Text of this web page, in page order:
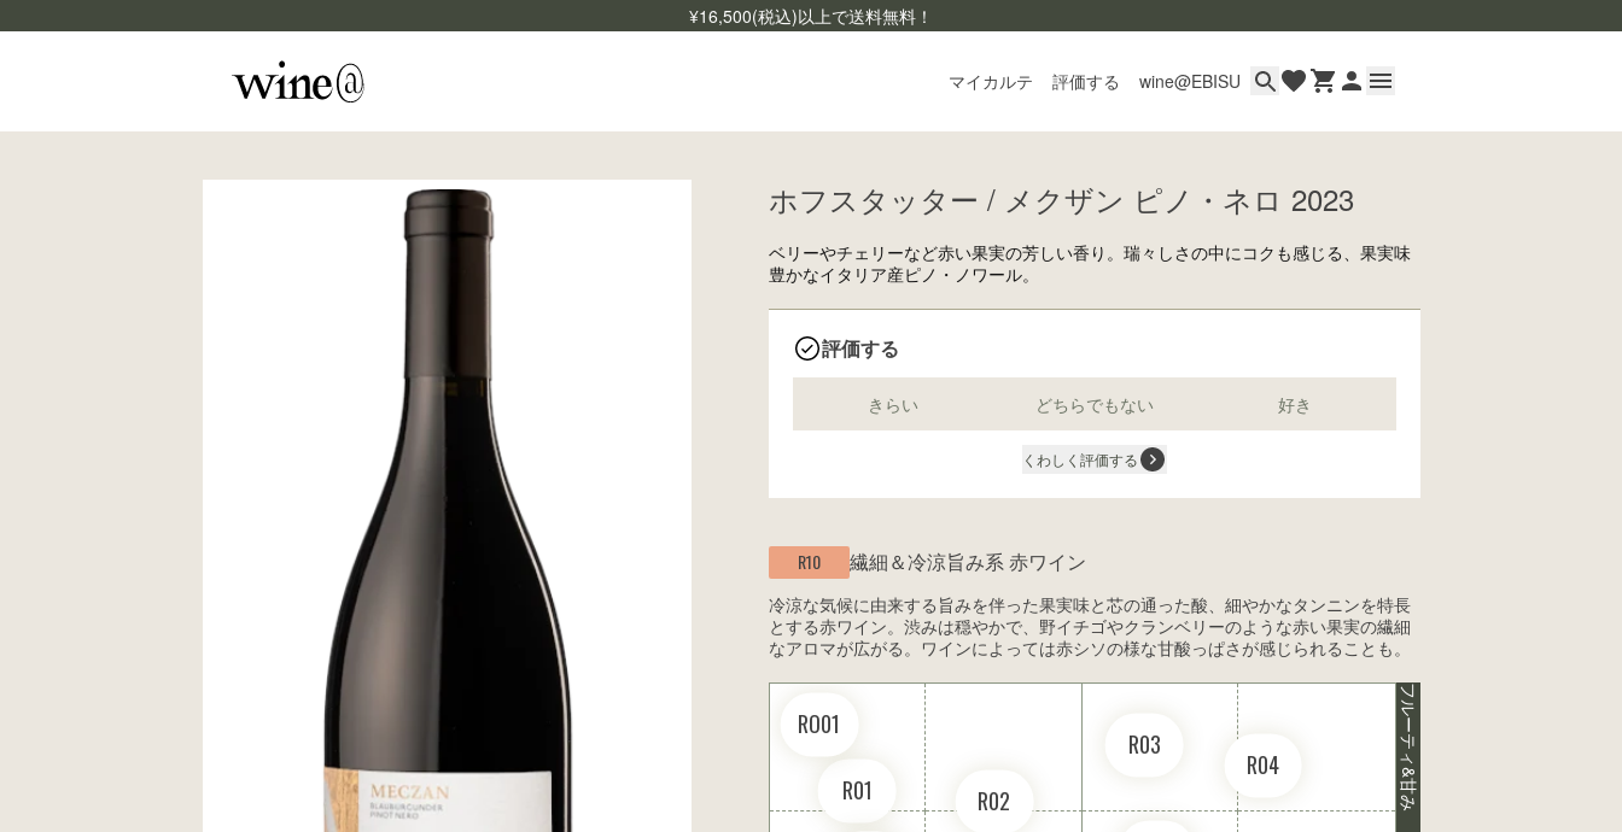
¥16,500(税込)以上で送料無料！
マイカルテ 評価する wine@EBISU
マイカルテ
wine@EBISU
商品検索
ログイン
お問い合わせ
wine@とは
ホフスタッター / メクザン ピノ・ネロ 2023
ベリーやチェリーなど赤い果実の芳しい香り。瑞々しさの中にコクも感じる、果実味
豊かなイタリア産ピノ・ノワール。
評価する
きらい どちらでもない 好き
くわしく評価する
R10 繊細＆冷涼旨み系赤ワイン
冷涼な気候に由来する旨みを伴った果実味と芯の通った酸、細やかなタンニンを特長
とする赤ワイン。渋みは穏やかで、野イチゴやクランベリーのような赤い果実の繊細
なアロマが広がる。ワインによっては赤シソの様な甘酸っぱさが感じられることも。
R01 R02
R03
R04
RO01 フルーティ&甘み